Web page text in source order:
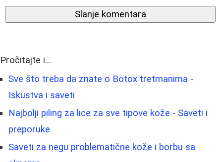
Slanje komentara
Pročitajte i...
Sve što treba da znate o Botox tretmanima -
Iskustva i saveti
Najbolji piling za lice za sve tipove kože - Saveti i
preporuke
Saveti za negu problematične kože i borbu sa